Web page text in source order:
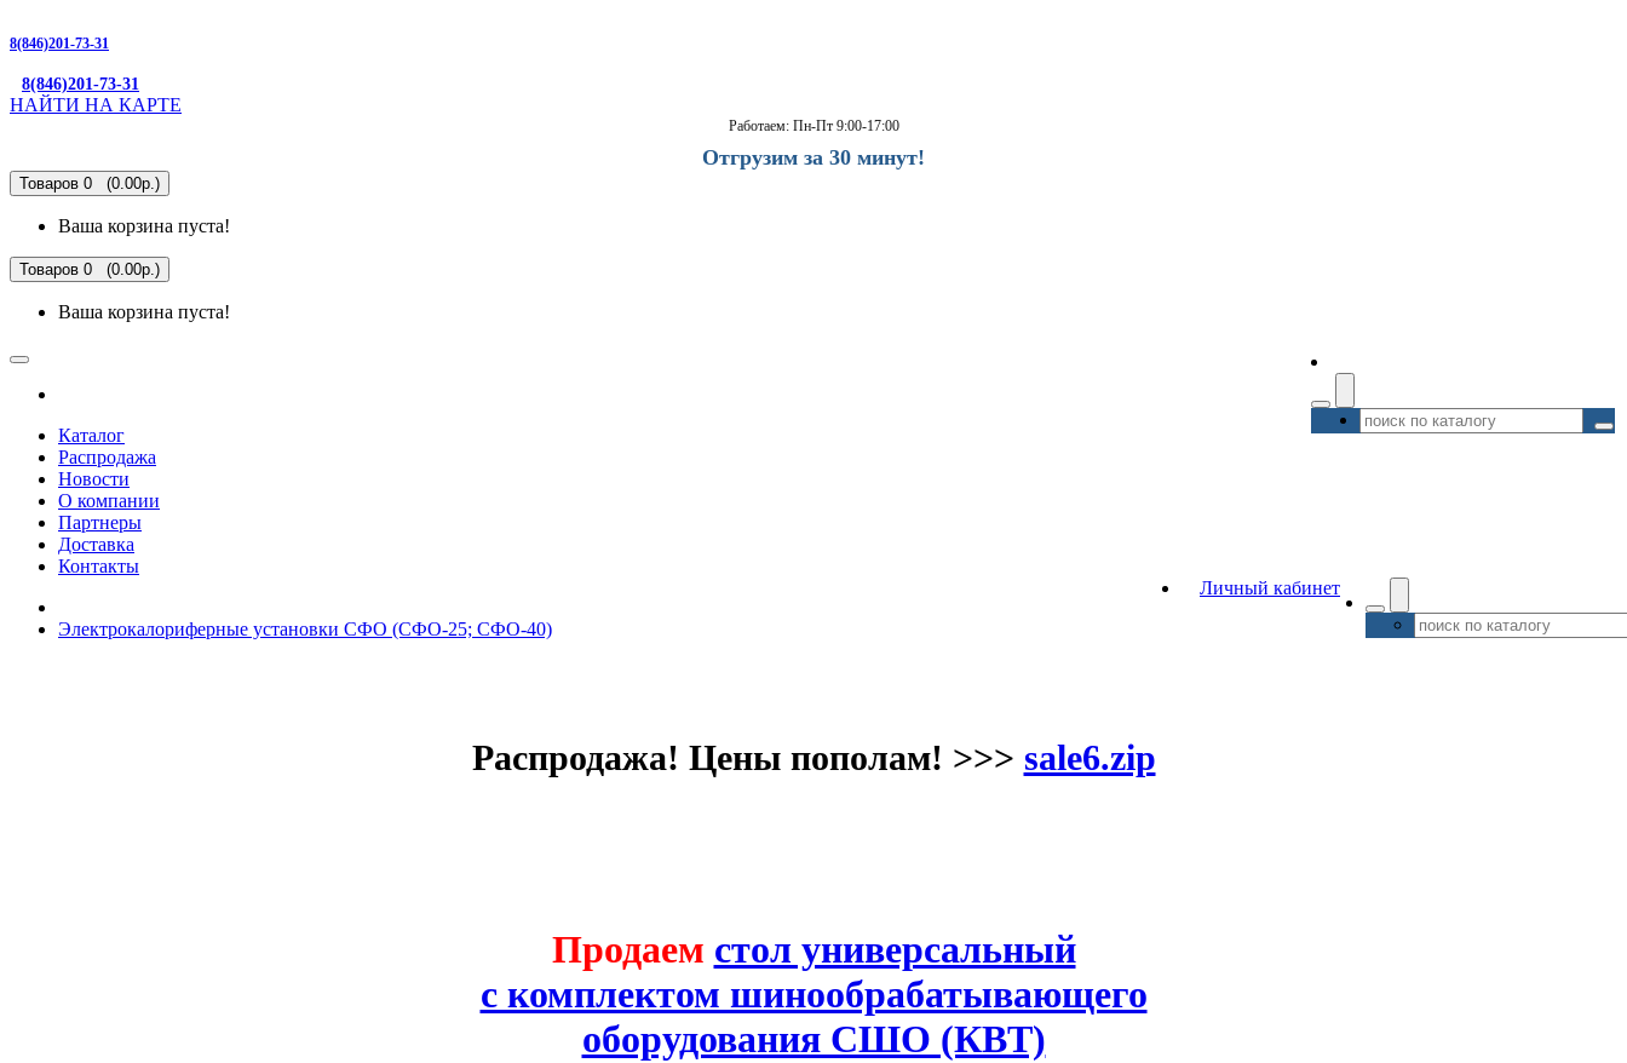
8(846)201-73-31
8(846)201-73-31
НАЙТИ НА КАРТЕ
Работаем: Пн-Пт 9:00-17:00
Отгрузим за 30 минут!
Товаров 0 (0.00р.)
Ваша корзина пуста!
Товаров 0 (0.00р.)
Ваша корзина пуста!
Каталог
Распродажа
Новости
О компании
Партнеры
Доставка
Контакты
Личный кабинет
Электрокалориферные установки СФО (СФО-25; СФО-40)
Распродажа! Цены пополам! >>> sale6.zip
Продаем стол универсальный
с комплектом шинообрабатывающего
оборудования СШО (КВТ)